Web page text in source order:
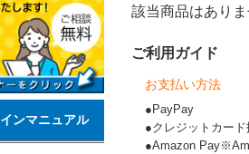
該当商品はあり
ご利用ガイド
お支払い方法
●PayPay
●クレジットカード
●Amazon
ンマニュアル